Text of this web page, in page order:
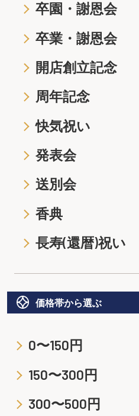
卒園・謝恩会
卒業・謝恩会
開店創立記念
周年記念
快気祝い
発表会
送別会
香典
長寿(還暦)祝い
価格帯から選ぶ
0〜150円
150〜300円
300〜500円